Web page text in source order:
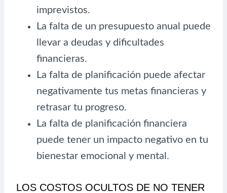
imprevistos.
La falta de un presupuesto anual puede
llevar a deudas y dificultades
financieras.
La falta de planificación puede afectar
negativamente tus metas financieras y
retrasar tu progreso.
La falta de planificación financiera
puede tener un impacto negativo en tu
bienestar emocional y mental.
LOS COSTOS OCULTOS DE NO TENER